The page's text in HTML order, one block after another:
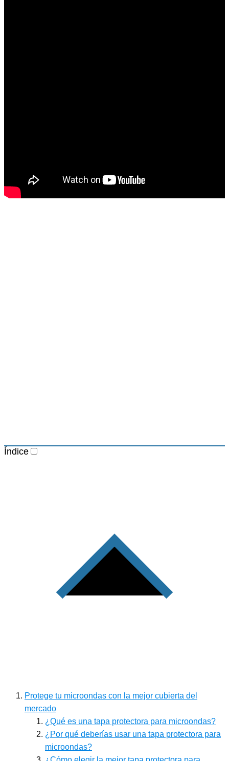
Índice
Protege tu microondas con la mejor cubierta del
mercado
¿Qué es una tapa protectora para microondas?
¿Por qué deberías usar una tapa protectora para
microondas?